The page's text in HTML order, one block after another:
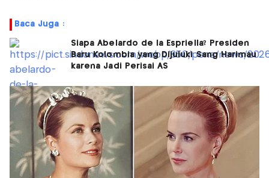
Baca Juga :
Siapa Abelardo de la Espriella? Presiden
Baru Kolombia yang Dijuluki Sang Harimau
karena Jadi Perisai AS